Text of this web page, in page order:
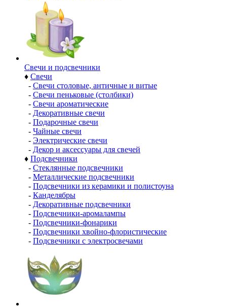
Свечи и подсвечники
♦ Свечи
- Свечи столовые, античные и витые
- Свечи пеньковые (столбики)
- Свечи ароматические
- Декоративные свечи
- Подарочные свечи
- Чайные свечи
- Электрические свечи
- Декор и аксессуары для свечей
♦ Подсвечники
- Стеклянные подсвечники
- Металлические подсвечники
- Подсвечники из керамики и полистоуна
- Канделябры
- Декоративные подсвечники
- Подсвечники-аромалампы
- Подсвечники-фонарики
- Подсвечники хвойно-флористические
- Подсвечники с электросвечами